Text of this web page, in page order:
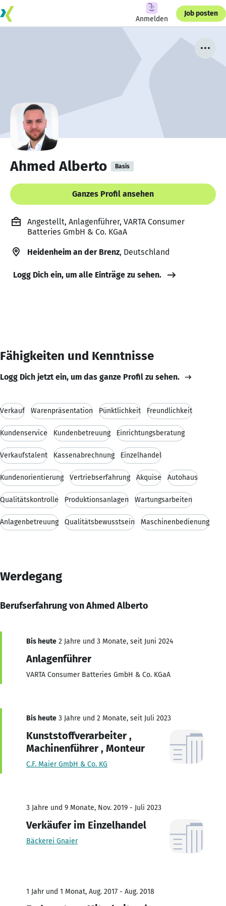
Anmelden
Job posten
Ahmed Alberto Basis
Ganzes Profil ansehen
Angestellt, Anlagenführer, VARTA Consumer
Batteries GmbH & Co. KGaA
Heidenheim an der Brenz, Deutschland
Logg Dich ein, um alle Einträge zu sehen.
Fähigkeiten und Kenntnisse
Logg Dich jetzt ein, um das ganze Profil zu sehen.
Verkauf Warenpräsentation Pünktlichkeit Freundlichkeit
Kundenservice Kundenbetreuung Einrichtungsberatung
Verkaufstalent Kassenabrechnung Einzelhandel
Kundenorientierung Vertriebserfahrung Akquise Autohaus
Qualitätskontrolle Produktionsanlagen Wartungsarbeiten
Anlagenbetreuung Qualitätsbewusstsein Maschinenbedienung
Werdegang
Berufserfahrung von Ahmed Alberto
Bis heute 2 Jahre und 3 Monate, seit Juni 2024
Anlagenführer
VARTA Consumer Batteries GmbH & Co. KGaA
Bis heute 3 Jahre und 2 Monate, seit Juli 2023
Kunststoffverarbeiter ,
Machinenführer , Monteur
C.F. Maier GmbH & Co. KG
3 Jahre und 9 Monate, Nov. 2019 - Juli 2023
Verkäufer im Einzelhandel
Bäckerei Gnaier
1 Jahr und 1 Monat, Aug. 2017 - Aug. 2018